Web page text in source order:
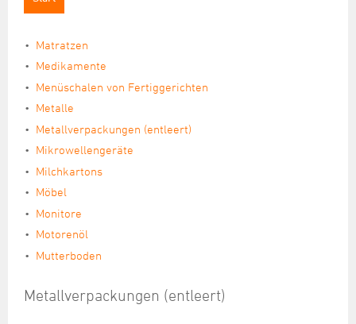
Bioabfall
Gelbe Tonne
Altpapier/Altglas/Altkleider
Elektroschrott
Schadstoffe / Schadstoffsammlung
Rote Tonne (Toner-Kartuschen)
Rückstausicherung
Straßenunterhaltung
Straßenneubau
Straßenbeleuchtung
Friedhöfe
Übersicht
Baumgräber
Urnengemeinschaft
Stadtgärtnerei
Serviceleistungen
Historie
Unternehmenspolitik
Matratzen
Medikamente
Menüschalen von Fertiggerichten
Metalle
Metallverpackungen (entleert)
Mikrowellengeräte
Milchkartons
Möbel
Monitore
Motorenöl
Mutterboden
Metallverpackungen (entleert)